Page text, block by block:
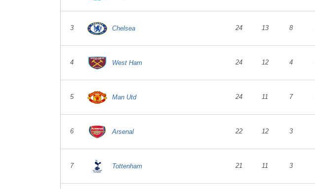
3 Chelsea 24 13 8
4 West Ham 24 12 4
5 Man Utd 24 11 7
6 Arsenal 22 12 3
7 Tottenham 21 11 3